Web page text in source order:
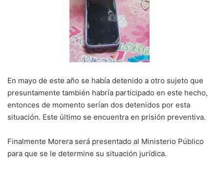
En mayo de este año se había detenido a otro sujeto que
presuntamente también habría participado en este hecho,
entonces de momento serían dos detenidos por esta
situación. Este último se encuentra en prisión preventiva.
Finalmente Morera será presentado al Ministerio Público
para que se le determine su situación jurídica.